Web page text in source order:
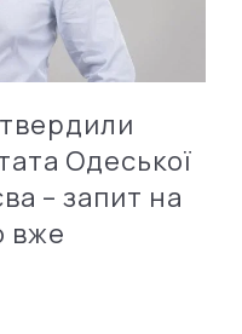
Одеської
– запит на
вже